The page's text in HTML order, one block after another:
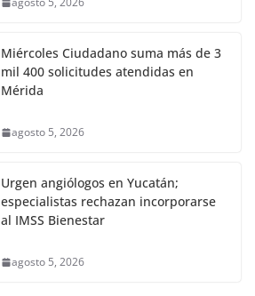
Miércoles Ciudadano suma más de 3
mil 400 solicitudes atendidas en
Mérida
agosto 5, 2026
Urgen angiólogos en Yucatán;
especialistas rechazan incorporarse
al IMSS Bienestar
agosto 5, 2026